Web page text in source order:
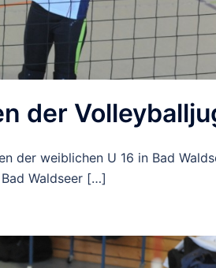
der
der weiblichen U 16 in Bad
Waldseer […]